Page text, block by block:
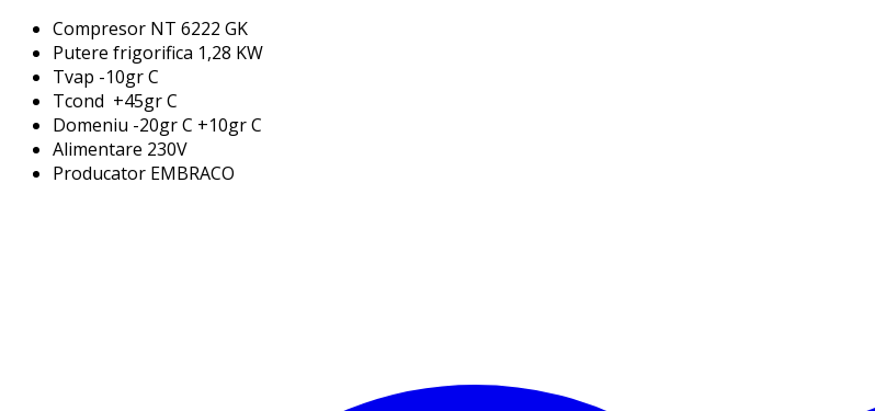
Compresor NT 6222 GK
Putere frigorifica 1,28 KW
Tvap -10gr C
Tcond +45gr C
Domeniu -20gr C +10gr C
Alimentare 230V
Producator EMBRACO